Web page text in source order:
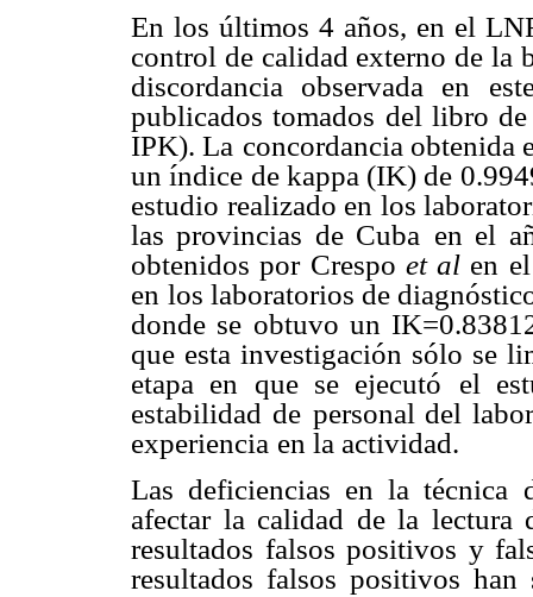
En los últimos 4 años, en el
control de calidad externo de la
discordancia observada en
publicados tomados del libro
IPK). La concordancia obtenida
un índice de kappa (IK) de
estudio realizado en los
las provincias de Cuba en el
obtenidos por Crespoet al en
en los laboratorios de
donde se obtuvo un
que esta investigación sólo se
etapa en que se ejecutó
el
estabilidad de personal del
experiencia en la actividad.
Las deficiencias en la técnica
afectar la calidad de la lectura
resultados falsos positivos y
resultados falsos positivos han